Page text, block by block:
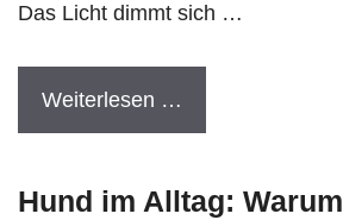
Das Licht dimmt sich …
Weiterlesen …
Hund im Alltag: Warum